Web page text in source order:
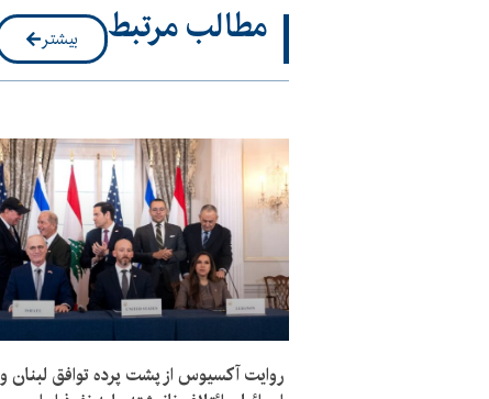
مطالب مرتبط بیشتر
روایت آکسیوس از پشت پرده توافق لبنان و